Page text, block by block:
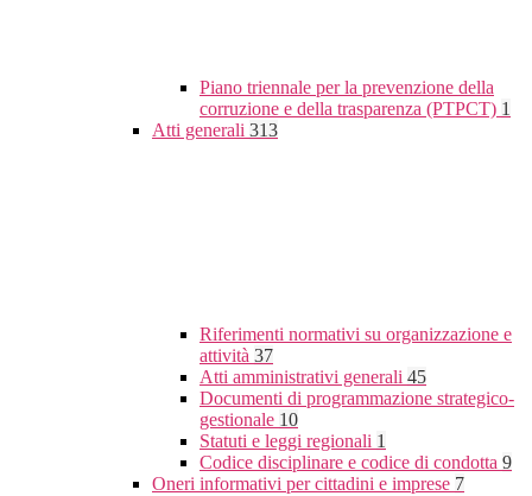
Piano triennale per la prevenzione della
corruzione e della trasparenza (PTPCT) 1
Atti generali 313
Riferimenti normativi su organizzazione e
attività 37
Atti amministrativi generali 45
Documenti di programmazione strategico-
gestionale 10
Statuti e leggi regionali 1
Codice disciplinare e codice di condotta 9
Oneri informativi per cittadini e imprese 7